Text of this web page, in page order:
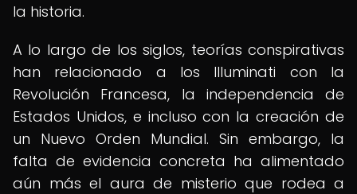
la historia.
A lo largo de los siglos, teorías conspirativas
han relacionado a los Illuminati con la
Revolución Francesa, la independencia de
Estados Unidos, e incluso con la creación de
un Nuevo Orden Mundial. Sin embargo, la
falta de evidencia concreta ha alimentado
aún más el aura de misterio que rodea a